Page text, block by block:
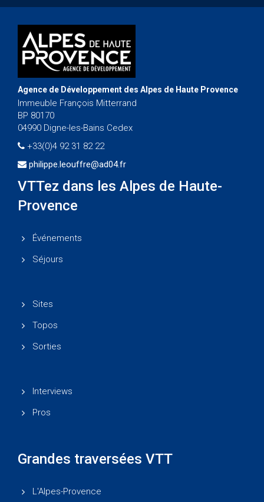
Agence de Développement des Alpes de Haute Provence
Immeuble François Mitterrand
BP 80170
04990 Digne-les-Bains Cedex
+33(0)4 92 31 82 22
philippe.leouffre@ad04.fr
VTTez dans les Alpes de Haute-
Provence
Événements
Séjours
Sites
Topos
Sorties
Interviews
Pros
Grandes traversées VTT
L'Alpes-Provence